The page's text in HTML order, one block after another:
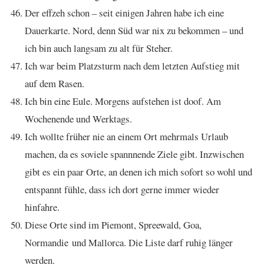
Der effzeh schon – seit einigen Jahren habe ich eine
Dauerkarte. Nord, denn Süd war nix zu bekommen – und
ich bin auch langsam zu alt für Steher.
Ich war beim Platzsturm nach dem letzten Aufstieg mit
auf dem Rasen.
Ich bin eine Eule. Morgens aufstehen ist doof. Am
Wochenende und Werktags.
Ich wollte früher nie an einem Ort mehrmals Urlaub
machen, da es soviele spannnende Ziele gibt. Inzwischen
gibt es ein paar Orte, an denen ich mich sofort so wohl und
entspannt fühle, dass ich dort gerne immer wieder
hinfahre.
Diese Orte sind im Piemont, Spreewald, Goa,
Normandie und Mallorca. Die Liste darf ruhig länger
werden.